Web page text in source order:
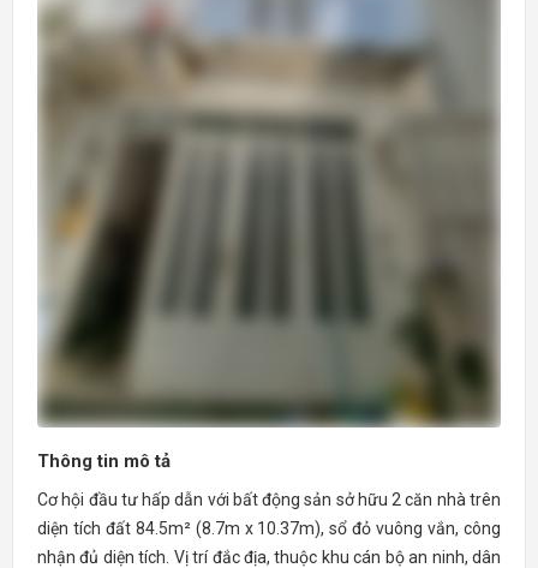
Thông tin mô tả
Cơ hội đầu tư hấp dẫn với bất động sản sở hữu 2 căn nhà trên
diện tích đất 84.5m² (8.7m x 10.37m), sổ đỏ vuông vắn, công
nhận đủ diện tích. Vị trí đắc địa, thuộc khu cán bộ an ninh, dân